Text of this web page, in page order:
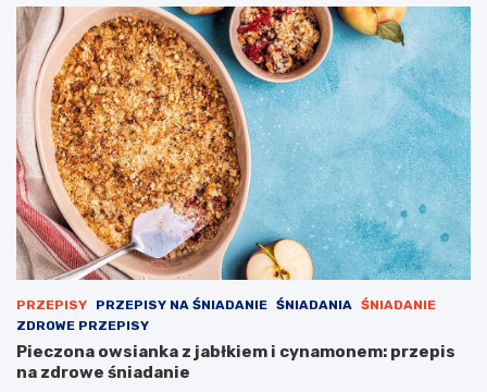
PRZEPISY PRZEPISY NA ŚNIADANIE ŚNIADANIA
ŚNIADANIE
ZDROWE PRZEPISY
Pieczona owsianka z jabłkiem i cynamonem: przepis
na zdrowe śniadanie